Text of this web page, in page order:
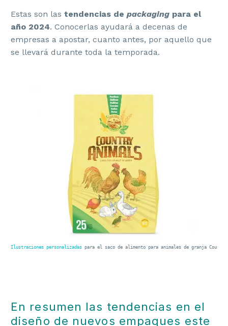
Estas son las tendencias de packaging para el
año 2024. Conocerlas ayudará a decenas de
empresas a apostar, cuanto antes, por aquello que
se llevará durante toda la temporada.
Ilustraciones personalizadas para el saco de alimento para animales de granja Country
En resumen las tendencias en el
diseño de nuevos empaques este